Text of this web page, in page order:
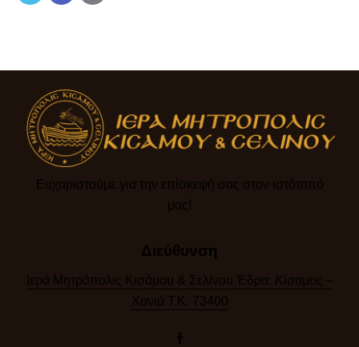
Ευχαριστούμε για την επίσκεψή σας στον ιστότοπό
μας!​
Διεύθυνση
Ιερά Μητρόπολις Κισάμου & Σελίνου Έδρα: Κίσαμος –
Χανιά Τ.Κ. 73400